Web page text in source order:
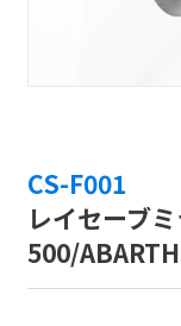
CS-F001
レイセーブ
500/